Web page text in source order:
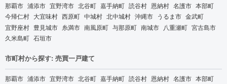
那覇市 浦添市 宜野湾市 北谷町 嘉手納町 読谷村 恩納村 名護市 本部町
今帰仁村 大宜味村 西原町 中城村 北中城村 沖縄市 うるま市 金武町
宜野座村 豊見城市 糸満市 南風原町 与那原町 南城市 八重瀬町 宮古島市
久米島町 石垣市
市町村から探す: 売買一戸建て
那覇市 浦添市 宜野湾市 北谷町 嘉手納町 読谷村 恩納村 名護市 本部町